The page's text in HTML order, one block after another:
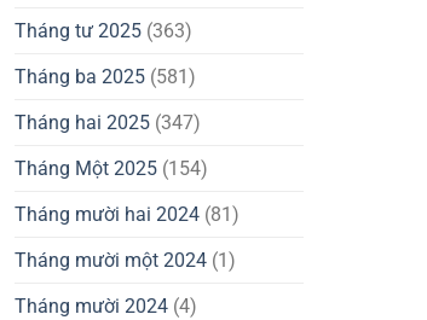
Tháng tư 2025 (363)
Tháng ba 2025 (581)
Tháng hai 2025 (347)
Tháng Một 2025 (154)
Tháng mười hai 2024 (81)
Tháng mười một 2024 (1)
Tháng mười 2024 (4)